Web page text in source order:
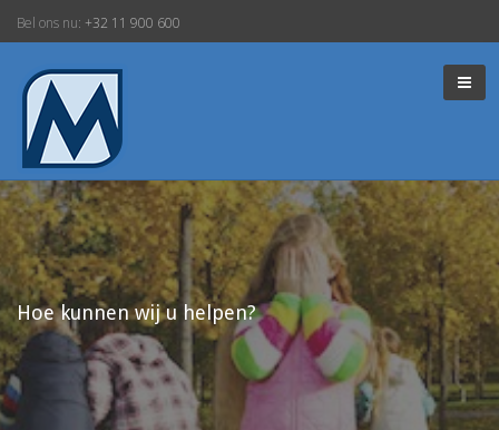
Bel ons nu: +32 11 900 600
Hoe kunnen wij u helpen?